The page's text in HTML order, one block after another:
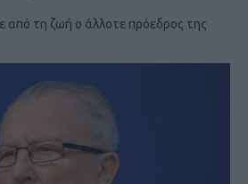
από τη ζωή ο άλλοτε πρόεδρος της